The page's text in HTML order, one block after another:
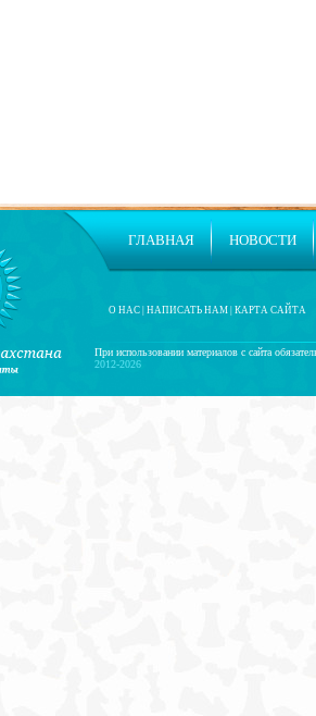
При использовании материалов с сайта
2012-2026
О НАС НАПИСАТЬ НАМ КАРТА САЙТА
ГЛАВНАЯ НОВОСТИ